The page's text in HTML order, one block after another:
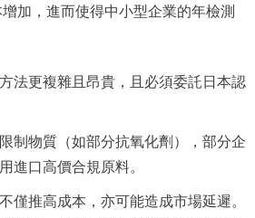
加，進而使得中小型企業的年檢測
法更複雜且昂貴，且必須委託日本認
制物質（如部分抗氧化劑），部分企
進口高價合規原料。
僅推高成本，亦可能造成市場延遲。